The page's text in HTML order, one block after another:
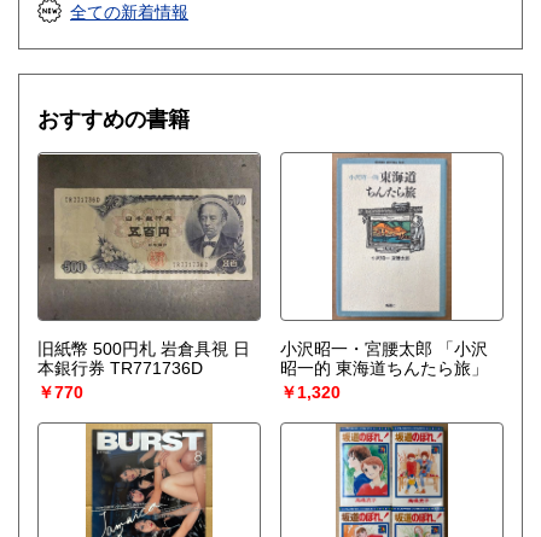
全ての新着情報
おすすめの書籍
旧紙幣 500円札 岩倉具視 日
本銀行券 TR771736D
￥770
小沢昭一・宮腰太郎 「小沢
昭一的 東海道ちんたら旅」
￥1,320